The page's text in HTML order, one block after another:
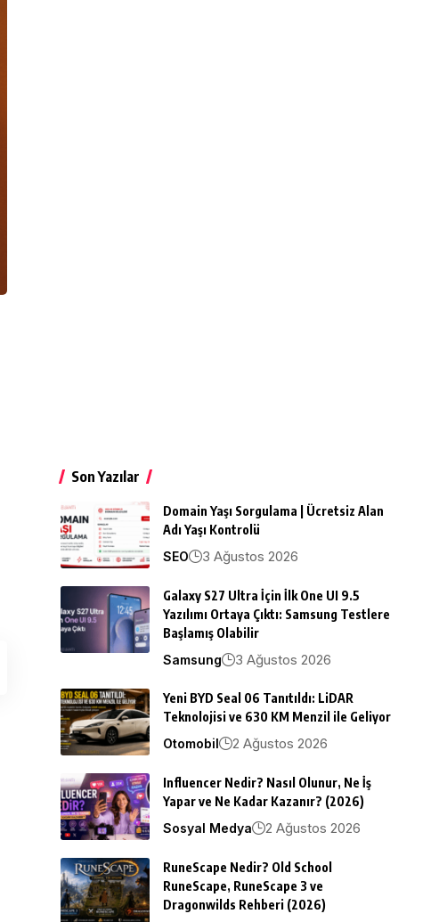
Son Yazılar
Domain Yaşı Sorgulama | Ücretsiz Alan
Adı Yaşı Kontrolü
SEO
3 Ağustos 2026
Galaxy S27 Ultra İçin İlk One UI 9.5
Yazılımı Ortaya Çıktı: Samsung Testlere
Başlamış Olabilir
Samsung
3 Ağustos 2026
Yeni BYD Seal 06 Tanıtıldı: LiDAR
Teknolojisi ve 630 KM Menzil ile Geliyor
Otomobil
2 Ağustos 2026
Influencer Nedir? Nasıl Olunur, Ne İş
Yapar ve Ne Kadar Kazanır? (2026)
Sosyal Medya
2 Ağustos 2026
RuneScape Nedir? Old School
RuneScape, RuneScape 3 ve
Dragonwilds Rehberi (2026)